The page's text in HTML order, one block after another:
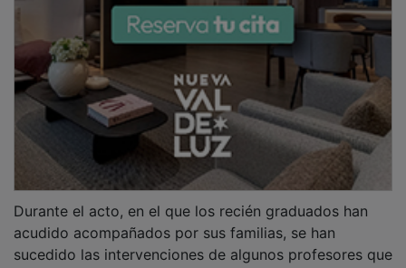
Ortigado, y la jefa de sección de Cirugía General y del
Aparato Digestivo, Raquel Arán-zazu Latorre.
Todos ellos han expresado reconocimiento y gratitud
a los egresados y han agradecido el apoyo de las
familias durante su formación universitaria, además de
insistir en la calidad humana que caracteriza la
profesión médica y el compromiso con la docencia y
la formación continua.
Por otra parte, ha tomado la palabra Wenzhong Sun,
residente de quinto año de la especialidad de Cirugía
General del Hospital de Guadalajara y antiguo alumno